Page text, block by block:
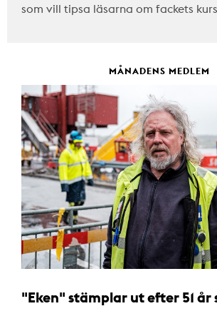
som vill tipsa läsarna om fackets
MÅNADENS MEDLEM
"Eken" stämplar ut efter 51 år